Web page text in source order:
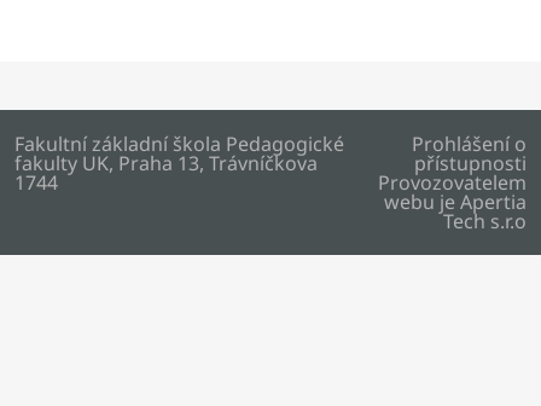
Fakultní základní škola Pedagogické
fakulty UK, Praha 13, Trávníčkova
1744
Prohlášení o
přístupnosti
Provozovatelem
webu je Apertia
Tech s.r.o